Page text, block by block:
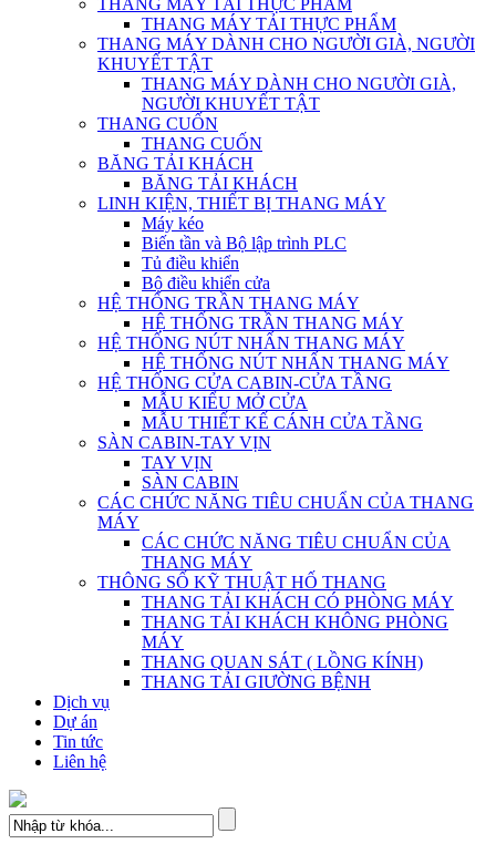
THANG MÁY TẢI THỰC PHẨM
THANG MÁY TẢI THỰC PHẨM
THANG MÁY DÀNH CHO NGƯỜI GIÀ, NGƯỜI
KHUYẾT TẬT
THANG MÁY DÀNH CHO NGƯỜI GIÀ,
NGƯỜI KHUYẾT TẬT
THANG CUỐN
THANG CUỐN
BĂNG TẢI KHÁCH
BĂNG TẢI KHÁCH
LINH KIỆN, THIẾT BỊ THANG MÁY
Máy kéo
Biến tần và Bộ lập trình PLC
Tủ điều khiển
Bộ điều khiển cửa
HỆ THỐNG TRẦN THANG MÁY
HỆ THỐNG TRẦN THANG MÁY
HỆ THỐNG NÚT NHẤN THANG MÁY
HỆ THỐNG NÚT NHẤN THANG MÁY
HỆ THỐNG CỬA CABIN-CỬA TẦNG
MẪU KIỂU MỞ CỬA
MẪU THIẾT KẾ CÁNH CỬA TẦNG
SÀN CABIN-TAY VỊN
TAY VỊN
SÀN CABIN
CÁC CHỨC NĂNG TIÊU CHUẨN CỦA THANG
MÁY
CÁC CHỨC NĂNG TIÊU CHUẨN CỦA
THANG MÁY
THÔNG SỐ KỸ THUẬT HỐ THANG
THANG TẢI KHÁCH CÓ PHÒNG MÁY
THANG TẢI KHÁCH KHÔNG PHÒNG
MÁY
THANG QUAN SÁT ( LỒNG KÍNH)
THANG TẢI GIƯỜNG BỆNH
Dịch vụ
Dự án
Tin tức
Liên hệ